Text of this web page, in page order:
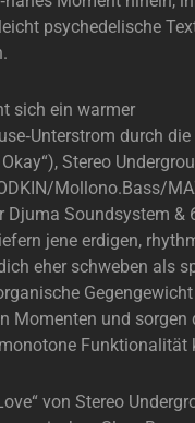
psychedelische
sich ein warmer
durch
Okay“), Stereo
Mollono.Bass/
Djuma Soundsystem &
jene erdigen,
eher schweben als
Momenten und sorgen
Funktionalität
von Stereo